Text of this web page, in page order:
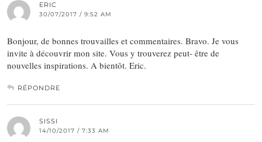
ERIC
30/07/2017 / 9:52 AM
Bonjour, de bonnes trouvailles et commentaires. Bravo. Je vous
invite à découvrir mon site. Vous y trouverez peut- être de
nouvelles inspirations. A bientôt. Eric.
RÉPONDRE
SISSI
14/10/2017 / 7:33 AM